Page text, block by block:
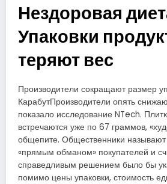
Нездоровая
Упаковки
теряют вес
Производители сокращают размер
КарабутПроизводители опять
показало исследование NTech.
встречаются уже по 67 граммов,
общепите. Общественники называют
«прямым обманом» покупателей и
справедливым решением было бы
помимо цены упаковки, стоимость